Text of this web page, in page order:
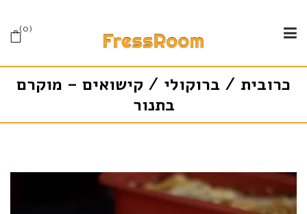
0
כרובית / ברוקולי / קישואים – מוקרם
בתנור